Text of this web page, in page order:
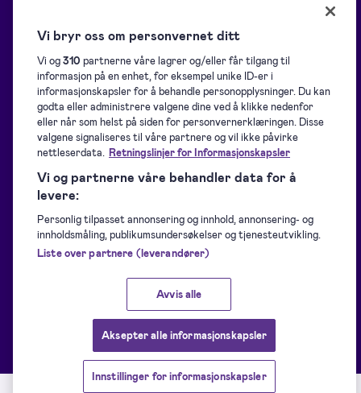
Blogg
Hjelpeside
Nedlastinger
For utviklere
Støttede e-ID-er
Kundehistorier
Oversikt
Samling av signaturer
Signering
Identifisering
Andre Signicat-produkter
Tjenestestatus Tjenestevilkår Personvernerklæring
Vi bryr oss om personvernet ditt
Vi og310 partnerne våre lagrer og/eller får tilgang til
informasjon på en enhet, for eksempel unike ID-er i
informasjonskapsler for å behandle personopplysninger. Du kan
godta eller administrere valgene dine ved å klikke nedenfor
eller når som helst på siden for personvernerklæringen. Disse
valgene signaliseres til våre partnere og vil ikke påvirke
nettleserdata. Retningslinjer for Informasjonskapsler
Vi og partnerne våre behandler data for å
levere:
Personlig tilpasset annonsering og innhold, annonsering- og
innholdsmåling, publikumsundersøkelser og tjenesteutvikling.
Liste over partnere (leverandører)
Avvis alle
Aksepter alle informasjonskapsler
Innstillinger for informasjonskapsler